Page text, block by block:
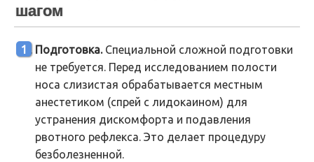
шагом
Подготовка.Специальной сложной подготовки
не требуется. Перед исследованием полости
носа слизистая обрабатывается местным
анестетиком (спрей с лидокаином) для
устранения дискомфорта и подавления
рвотного рефлекса. Это делает процедуру
безболезненной.